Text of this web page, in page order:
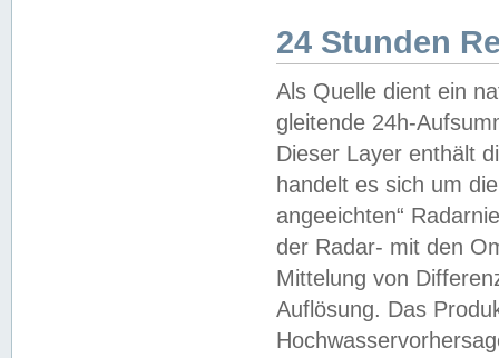
24 Stunden
Als Quelle dient ein
gleitende 24h-
Dieser Layer enthält
handelt es sich um
angeeichten“
der Radar- mit den
Mittelung von
Auflösung. Das